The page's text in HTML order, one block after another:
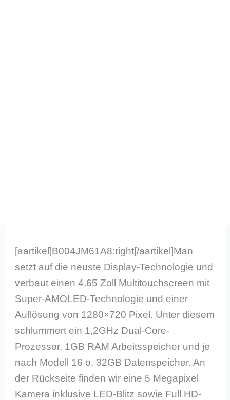
[aartikel]B004JM61A8:right[/aartikel]Man
setzt auf die neuste Display-Technologie und
verbaut einen 4,65 Zoll Multitouchscreen mit
Super-AMOLED-Technologie und einer
Auflösung von 1280×720 Pixel. Unter diesem
schlummert ein 1,2GHz Dual-Core-
Prozessor, 1GB RAM Arbeitsspeicher und je
nach Modell 16 o. 32GB Datenspeicher. An
der Rückseite finden wir eine 5 Megapixel
Kamera inklusive LED-Blitz sowie Full HD-